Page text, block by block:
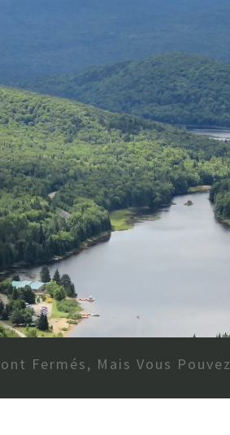
Fermés, Mais Vous Pouvez